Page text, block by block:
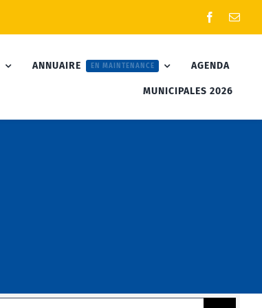
ANNUAIRE EN MAINTENANCE AGENDA
MUNICIPALES 2026